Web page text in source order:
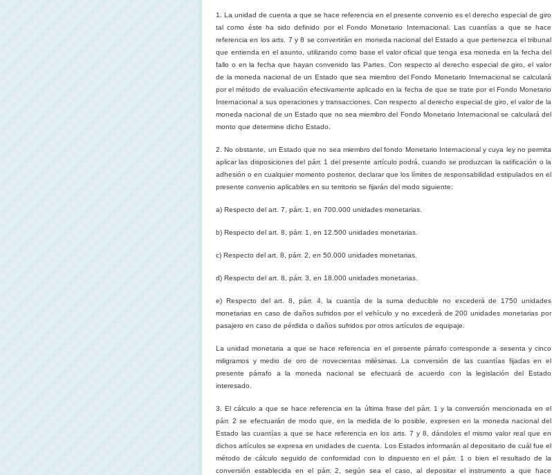
1. La unidad de cuenta a que se hace referencia en el presente convenio es el derecho especial de giro
tal como éste ha sido definido por el Fondo Monetario Internacional. Las cuantías a que se hace
referencia en los arts. 7 y 8 se convertirán en moneda nacional del Estado a que pertenezca el tribunal
que entienda en el asunto, utilizando como base el valor oficial que tenga esa moneda en la fecha del
fallo o en la fecha que hayan convenido las Partes. Con respecto al derecho especial de giro, el valor
de la moneda nacional de un Estado que sea miembro del Fondo Monetario Internacional se calculará
por el método de evaluación efectivamente aplicado en la fecha de que se trate por el Fondo Monetario
Internacional a sus operaciones y transacciones. Con respecto al derecho especial de giro, el valor de la
moneda nacional de un Estado que no sea miembro del Fondo Monetario Internacional se calculará del
monto que determine dicho Estado.
2. No obstante, un Estado que no sea miembro del fondo Monetario Internacional y cuya ley no permita
aplicar las disposiciones del párr. 1 del presente artículo podrá, cuando se produzcan la ratificación o la
adhesión o en cualquier momento posterior, declarar que los límites de responsabilidad estipulados en el
presente convenio aplicables en su territorio se fijarán del modo siguiente:
a) Respecto del art. 7, párr. 1, en 700.000 unidades monetarias.
b) Respecto del art. 8, párr. 1, en 12.500 unidades monetarias.
c) Respecto del art. 8, párr. 2, en 50.000 unidades monetarias.
d) Respecto del art. 8, párr. 3, en 18.000 unidades monetarias.
e) Respecto del art. 8, párr. 4, la cuantía de la suma deducible no excederá de 1750 unidades
monetarias en caso de daños sufridos por el vehículo y no excederá de 200 unidades monetarias por
pasajero en caso de pérdida o daños sufridos por otros artículos de equipaje.
La unidad monetaria a que se hace referencia en el presente párrafo corresponde a sesenta y cinco
miligramos y medio de oro de novecientas milésimas. La conversión de las cuantías fijadas en el
presente párrafo a la moneda nacional se efectuará de acuerdo con la legislación del Estado
interesado.
3. El cálculo a que se hace referencia en la última frase del párr. 1 y la conversión mencionada en el
párr. 2 se efectuarán de modo que, en la medida de lo posible, expresen en la moneda nacional del
Estado las cuantías a que se hace referencia en los arts. 7 y 8, dándoles el mismo valor real que en
dichos artículos se expresa en unidades de cuenta. Los Estados informarán al depositario de cuál fue el
método de cálculo seguido de conformidad con lo dispuesto en el párr. 1 o bien el resultado de la
conversión establecida en el párr. 2, según sea el caso, al depositar el instrumento a que hace